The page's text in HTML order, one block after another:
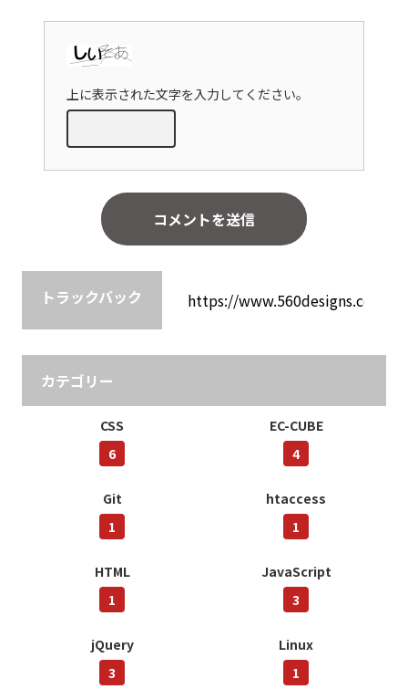
上に表示された文字を入力してください。
トラックバック
カテゴリー
CSS
6
EC-CUBE
4
Git
1
htaccess
1
HTML
1
JavaScript
3
jQuery
3
Linux
1